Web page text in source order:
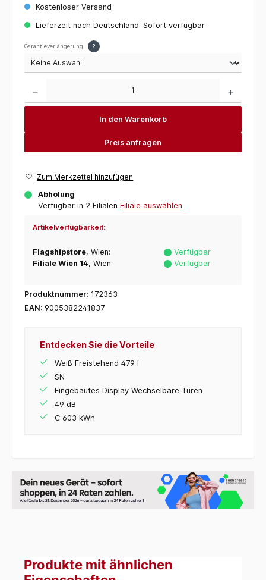
Kostenloser Versand
Lieferzeit nach Deutschland: Sofort verfügbar
Garantieverlängerung ?
In den Warenkorb
Preis anfragen
Zum Merkzettel hinzufügen
Abholung
Verfügbar in 2 Filialen Filiale auswählen
Artikelverfügbarkeit:
Flagshipstore, Wien:
Verfügbar
Filiale Wien 14, Wien: Verfügbar
Produktnummer: 172363
EAN: 9005382241837
Entdecken Sie die Vorteile
Weiß Freistehend 479 l
SN
Eingebautes Display Wechselbare Türen
49 dB
C 603 kWh